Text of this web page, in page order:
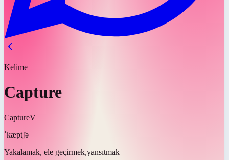
Kelime
Capture
CaptureV
ˈkæptʃə
Yakalamak, ele geçirmek,yansıtmak